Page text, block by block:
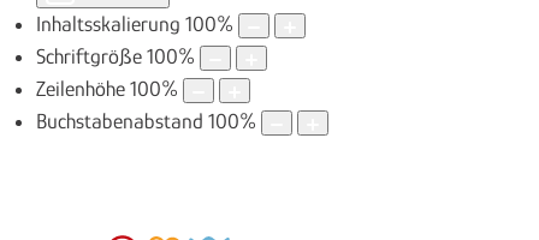
Inhaltsskalierung 100%
Schriftgröße 100%
Zeilenhöhe 100%
Buchstabenabstand 100%